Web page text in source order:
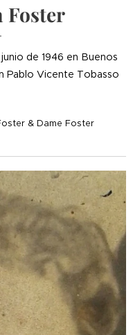
Foster
de 1946 en Buenos
Pablo Vicente Tobasso
& Dame Foster